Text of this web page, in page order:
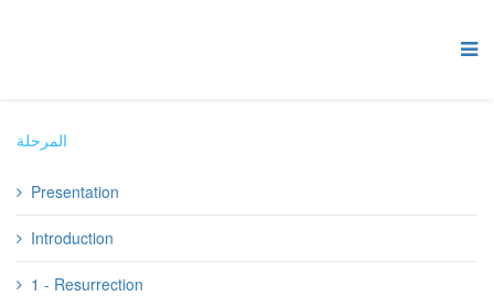
المرحلة
Presentation
Introduction
1 - Resurrection